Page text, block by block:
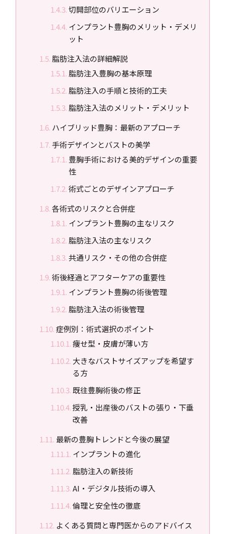
切開部位のバリエーション
インプラント豊胸のメリット・デメリ
ット
脂肪注入法の詳細解説
脂肪注入豊胸の基本原理
脂肪注入の手順と技術的工夫
脂肪注入法のメリット・デメリット
ハイブリッド豊胸：最新のアプローチ
手術デザインとバストの美学
豊胸手術における美的デザインの重要
性
術式ごとのデザインアプローチ
各術式のリスクと合併症
インプラント豊胸の主なリスク
脂肪注入法の主なリスク
共通リスク・その他の合併症
術後経過とアフターケアの重要性
インプラント豊胸の術後管理
脂肪注入法の術後管理
症例別：術式選択のポイント
痩せ型・皮膚が薄い方
大きなバストサイズアップを希望す
る方
既往豊胸術後の修正
授乳・出産後のバストの張り・下垂
改善
最新の豊胸トレンドと今後の展望
インプラントの進化
脂肪注入の新技術
AI・デジタル技術の導入
倫理と安全性の徹底
よくある質問と専門医からのアドバイス